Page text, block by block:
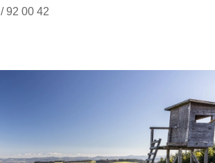
92 00 42